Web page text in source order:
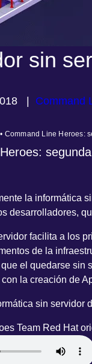
sin
Command
Command Line Heroes:
la informática
desarrolladores,
facilita a los
de la
el quedarse sin
la creación de
sin servidor
Team Red Hat